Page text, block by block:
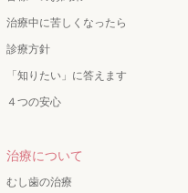
治療中に苦しくなったら
診療方針
「知りたい」に答えます
４つの安心
治療について
むし歯の治療